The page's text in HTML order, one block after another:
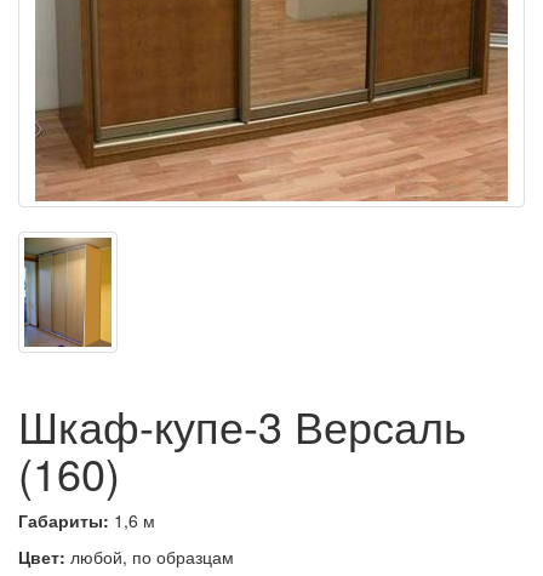
Шкаф-купе-3 Версаль
(160)
Габариты: 1,6 м
Цвет: любой, по образцам